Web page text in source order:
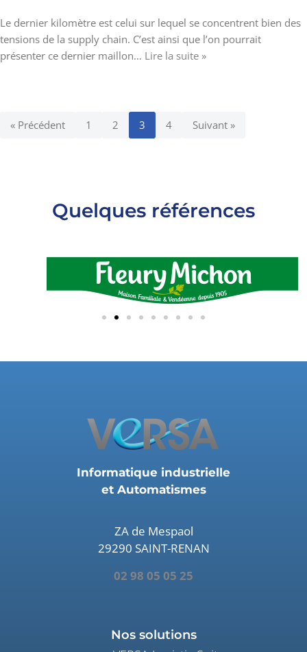
Le dernier kilomètre est celui sur lequel se concentrent bien des
tensions de la supply chain. C’est ainsi que l’on pourrait
présenter ce dernier maillon… Lire la suite »
« Précédent 1 2 3 4 Suivant »
Quelques références
Informatique industrielle
et Automatismes
ZA de Mespaol
29290 SAINT-RENAN
02 98 05 05 25
Nos solutions